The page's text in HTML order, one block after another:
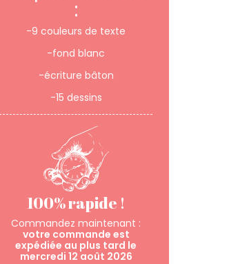
:
-9 couleurs de texte
-fond blanc
-écriture bâton
-15 dessins
100% rapide !
Commandez maintenant :
votre commande est
expédiée au plus tard le
mercredi 12 août 2026